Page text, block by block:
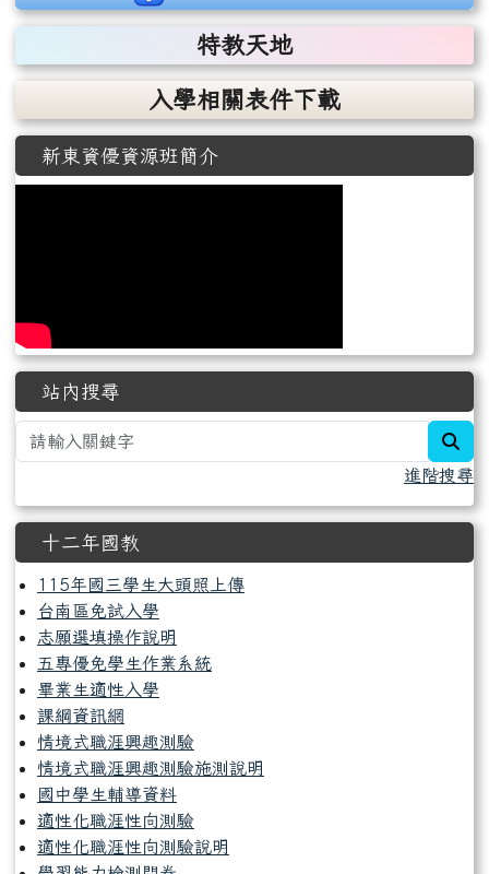
特教天地
入學相關表件下載
新東資優資源班簡介
站內搜尋
進階搜尋
十二年國教
115年國三學生大頭照上傳
台南區免試入學
志願選填操作說明
五專優免學生作業系統
畢業生適性入學
課綱資訊網
情境式職涯興趣測驗
情境式職涯興趣測驗施測說明
國中學生輔導資料
適性化職涯性向測驗
適性化職涯性向測驗說明